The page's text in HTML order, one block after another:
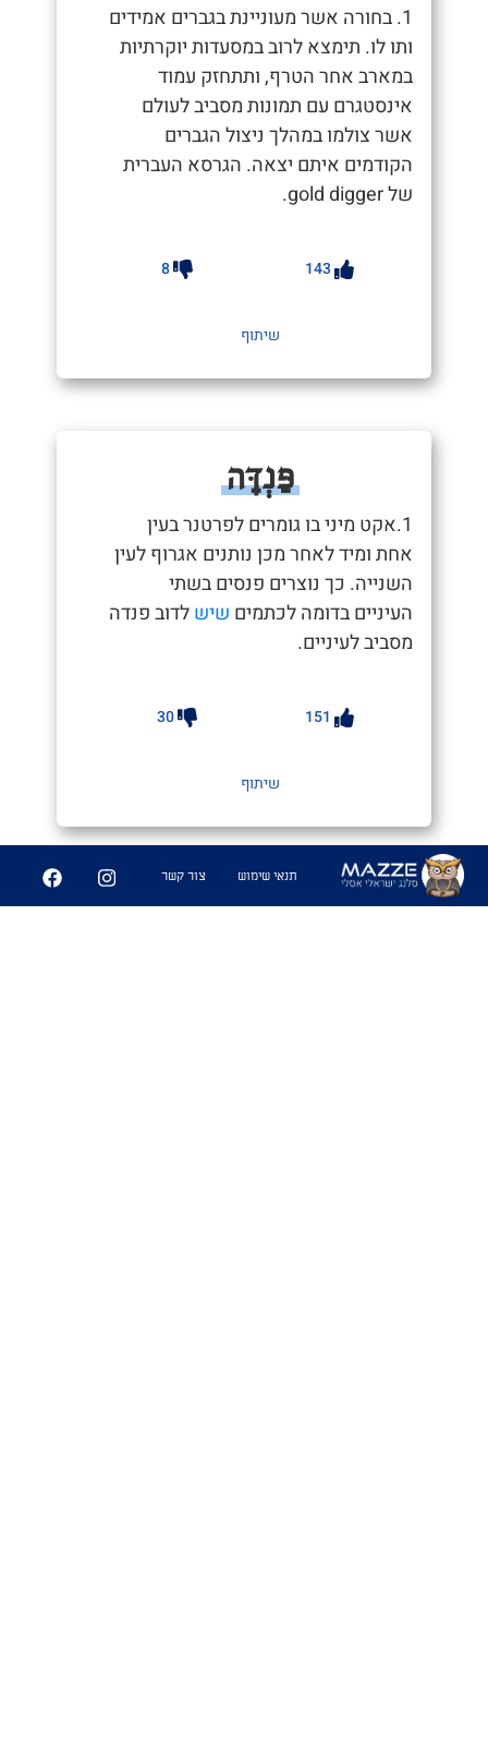
1. בחורה אשר מעוניינת בגברים אמידים
ותו לו. תימצא לרוב במסעדות יוקרתיות
במארב אחר הטרף, ותתחזק עמוד
אינסטגרם עם תמונות מסביב לעולם
אשר צולמו במהלך ניצול הגברים
הקודמים איתם יצאה. הגרסא העברית
של gold digger.
143
8
שיתוף
פַּנְדָּה
1.אקט מיני בו גומרים לפרטנר בעין
אחת ומיד לאחר מכן נותנים אגרוף לעין
השנייה. כך נוצרים פנסים בשתי
העיניים בדומה לכתמים שישלדוב פנדה
מסביב לעיניים.
151
30
שיתוף
תנאי שימוש צור קשר